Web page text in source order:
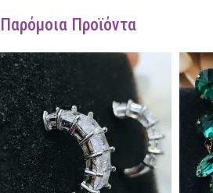
Παρόμοια Προϊόντα